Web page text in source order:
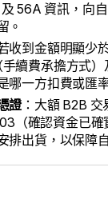
56A 資訊，向
。
收到金額明顯少
續費承擔方式
哪一方扣費或匯
證：大額 B2B 交
（確認資金已
排出貨，以保障